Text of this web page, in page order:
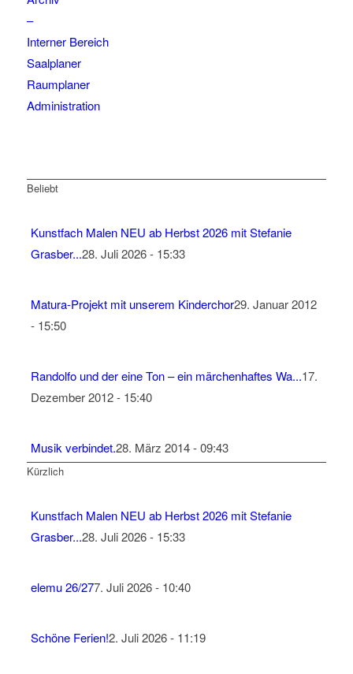
–
Interner Bereich
Saalplaner
Raumplaner
Administration
Beliebt
Kunstfach Malen NEU ab Herbst 2026 mit Stefanie
Grasber...28. Juli 2026 - 15:33
Matura-Projekt mit unserem Kinderchor29. Januar 2012
- 15:50
Randolfo und der eine Ton – ein märchenhaftes Wa...17.
Dezember 2012 - 15:40
Musik verbindet.28. März 2014 - 09:43
Kürzlich
Kunstfach Malen NEU ab Herbst 2026 mit Stefanie
Grasber...28. Juli 2026 - 15:33
elemu 26/277. Juli 2026 - 10:40
Schöne Ferien!2. Juli 2026 - 11:19